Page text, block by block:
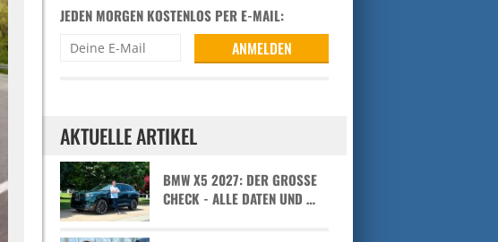
JEDEN MORGEN KOSTENLOS PER E-MAIL:
AKTUELLE ARTIKEL
BMW X5 2027: DER GROSSE C
HECK - ALLE DATEN UND …